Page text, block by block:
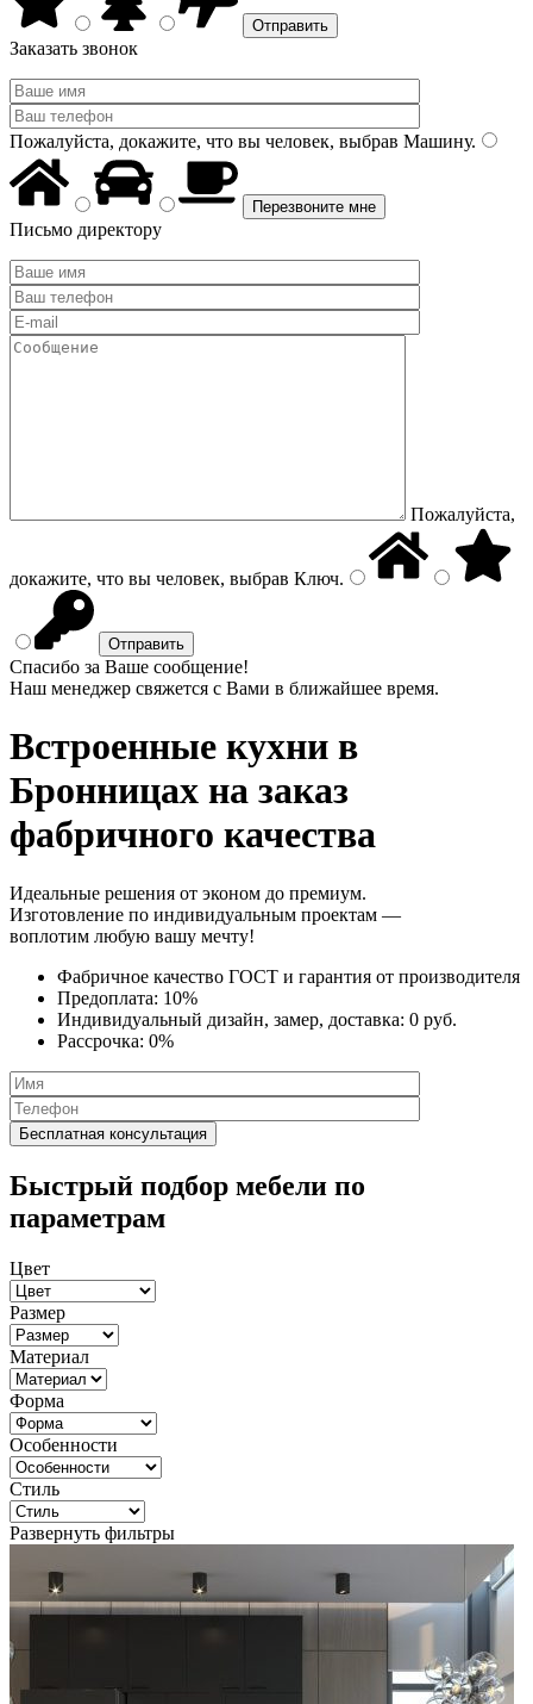
Заказать звонок
Пожалуйста, докажите, что вы человек, выбрав Машину.
Письмо директору
Пожалуйста,
докажите, что вы человек, выбрав Ключ.
Спасибо за Ваше сообщение!
Наш менеджер свяжется с Вами в ближайшее время.
Встроенные кухни в
Бронницах на заказ
фабричного качества
Идеальные решения от эконом до премиум.
Изготовление по индивидуальным проектам —
воплотим любую вашу мечту!
Фабричное качество ГОСТ и гарантия от производителя
Предоплата: 10%
Индивидуальный дизайн, замер, доставка: 0 руб.
Рассрочка: 0%
Быстрый подбор мебели по
параметрам
Цвет
Размер
Материал
Форма
Особенности
Стиль
Развернуть фильтры